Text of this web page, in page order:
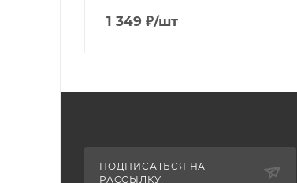
1 349 ₽/шт
ПОДПИСАТЬСЯ НА
РАССЫЛКУ